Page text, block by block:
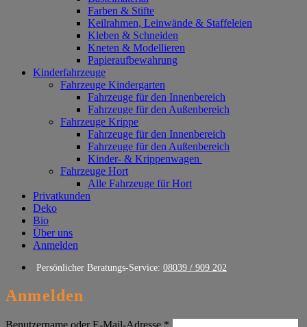
Farben & Stifte
Keilrahmen, Leinwände & Staffeleien
Kleben & Schneiden
Kneten & Modellieren
Papieraufbewahrung
Kinderfahrzeuge
Fahrzeuge Kindergarten
Fahrzeuge für den Innenbereich
Fahrzeuge für den Außenbereich
Fahrzeuge Krippe
Fahrzeuge für den Innenbereich
Fahrzeuge für den Außenbereich
Kinder- & Krippenwagen
Fahrzeuge Hort
Alle Fahrzeuge für Hort
Privatkunden
Deko
Bio
Über uns
Anmelden
Persönlicher Beratungs-Service: 08039 / 909 202
Anmelden